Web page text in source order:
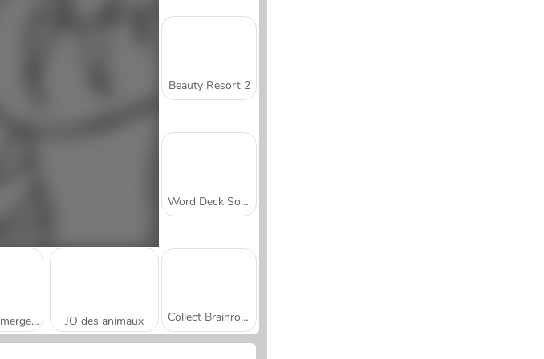
Funny Zoo Emergency JO des animaux
Beauty Resort 2
Word Deck Solitaire
Collect Brainrot Arena